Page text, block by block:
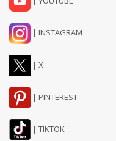
| INSTAGRAM
| X
| PINTEREST
| TIKTOK